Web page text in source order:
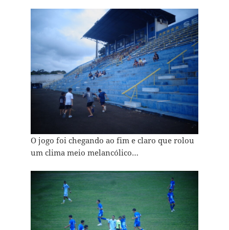
O jogo foi chegando ao fim e claro que rolou
um clima meio melancólico…